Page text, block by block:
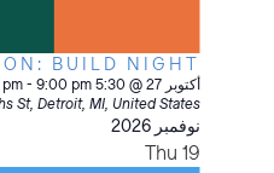
BUILD NIGHT
أكتوبر 27 @ 5:30 pm - 9:00 pm
St, Detroit, MI, United States
نوفمبر 2026
Thu 19